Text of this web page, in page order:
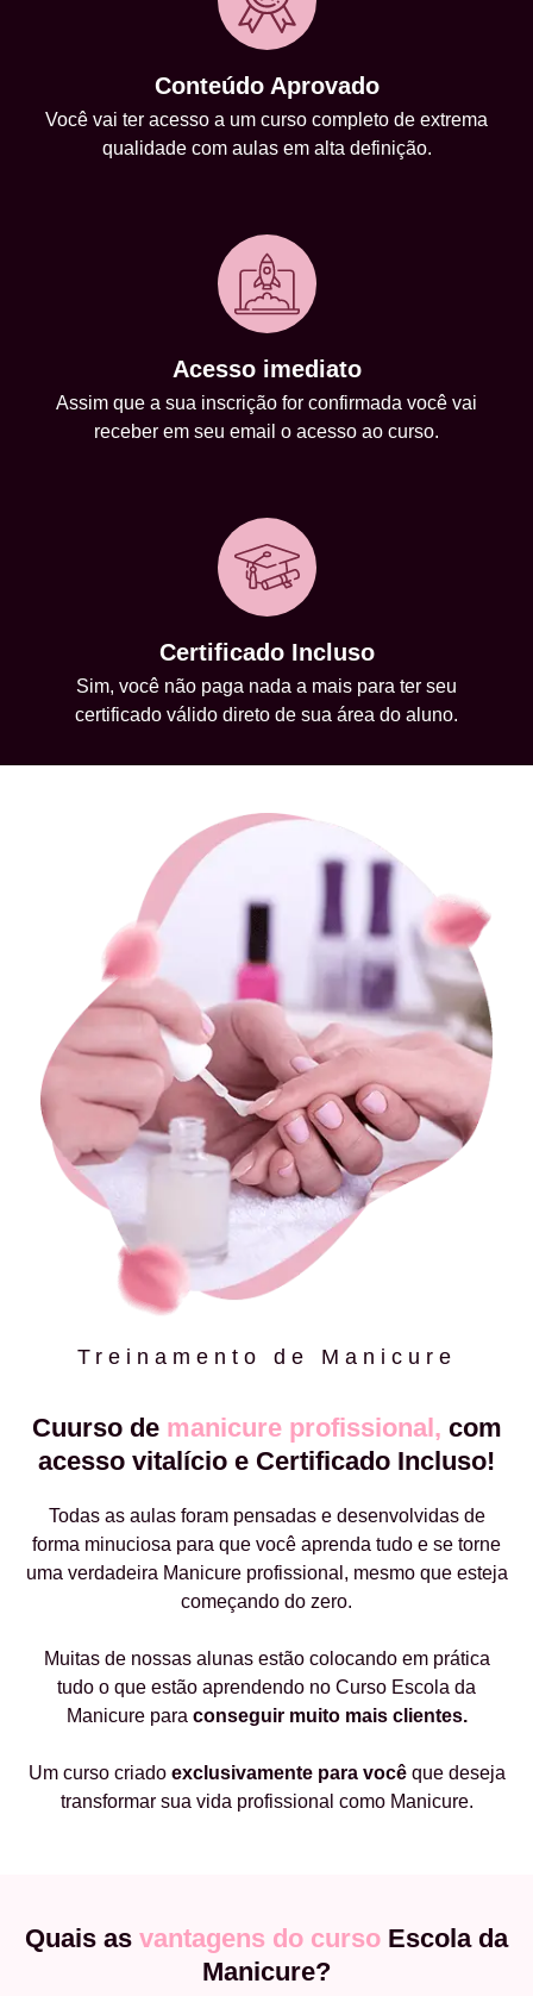
Conteúdo Aprovado
Você vai ter acesso a um curso completo de extrema
qualidade com aulas em alta definição.
Acesso imediato
Assim que a sua inscrição for confirmada você vai
receber em seu email o acesso ao curso.
Certificado Incluso
Sim, você não paga nada a mais para ter seu
certificado válido direto de sua área do aluno.
Treinamento de Manicure
Cuurso de manicure profissional, com
acesso vitalício e Certificado Incluso!
Todas as aulas foram pensadas e desenvolvidas de
forma minuciosa para que você aprenda tudo e se torne
uma verdadeira Manicure profissional, mesmo que esteja
começando do zero.
Muitas de nossas alunas estão colocando em prática
tudo o que estão aprendendo no Curso Escola da
Manicure para conseguir muito mais clientes.
Um curso criado exclusivamente para vocêque deseja
transformar sua vida profissional como Manicure.
Quais as vantagens do curso Escola da
Manicure?